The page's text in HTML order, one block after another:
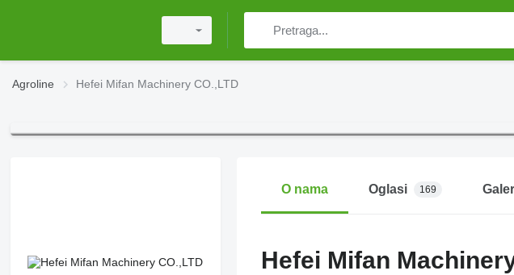
Agroline Hefei Mifan Machinery CO.,LTD
O nama Oglasi 169
Hefei Mifan